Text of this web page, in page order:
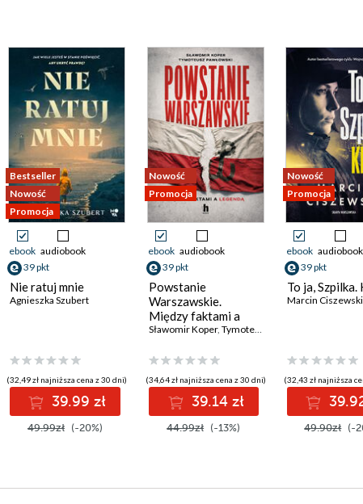
Bestseller
Nowość
Promocja
ebook audiobook
39 pkt
Nie ratuj mnie
Agnieszka Szubert
(32,49 zł najniższa cena z 30 dni)
39.99 zł
49.99zł (-20%)
Nowość
Promocja
ebook audiobook
39 pkt
Powstanie
Warszawskie.
Między faktami a
legendą
Sławomir Koper, Tymoteusz Pawłowski
(34,64 zł najniższa cena z 30 dni)
39.14 zł
44.99zł (-13%)
Nowość
Promocja
ebook audiobook
39 pkt
To ja, Szpilka.
Marcin Ciszewski
(32,43 zł najniższa
49.90zł (-